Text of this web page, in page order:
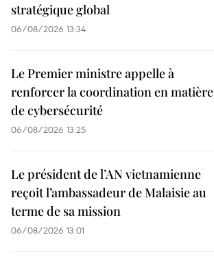
stratégique global
06/08/2026 13:34
Le Premier ministre appelle à
renforcer la coordination en matière
de cybersécurité
06/08/2026 13:25
Le président de l’AN vietnamienne
reçoit l’ambassadeur de Malaisie au
terme de sa mission
06/08/2026 13:01